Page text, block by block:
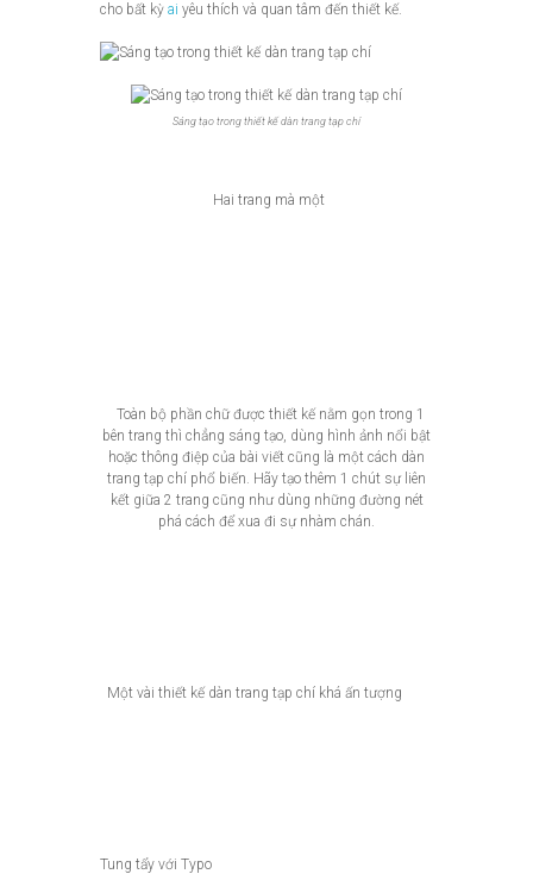
cho bất kỳ ai yêu thích và quan tâm đến thiết kế.
Sáng tạo trong thiết kế dàn trang tạp chí
Hai trang mà một
Toàn bộ phần chữ được thiết kế nằm gọn trong 1
bên trang thì chẳng sáng tạo, dùng hình ảnh nổi bật
hoặc thông điệp của bài viết cũng là một cách dàn
trang tạp chí phổ biến. Hãy tạo thêm 1 chút sự liên
kết giữa 2 trang cũng như dùng những đường nét
phá cách để xua đi sự nhàm chán.
Một vài thiết kế dàn trang tạp chí khá ấn tượng
Tung tẩy với Typo